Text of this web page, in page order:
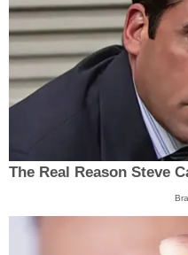
The Real Reason Steve